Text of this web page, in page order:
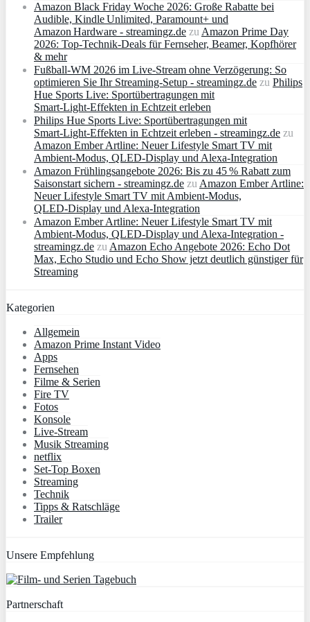
Amazon Black Friday Woche 2026: Große Rabatte bei
Audible, Kindle Unlimited, Paramount+ und
Amazon Hardware - streamingz.de zu Amazon Prime Day
2026: Top-Technik-Deals für Fernseher, Beamer, Kopfhörer
& mehr
Fußball-WM 2026 im Live-Stream ohne Verzögerung: So
optimieren Sie Ihr Streaming-Setup - streamingz.de zu Philips
Hue Sports Live: Sportübertragungen mit
Smart‑Light‑Effekten in Echtzeit erleben
Philips Hue Sports Live: Sportübertragungen mit
Smart‑Light‑Effekten in Echtzeit erleben - streamingz.de zu
Amazon Ember Artline: Neuer Lifestyle Smart TV mit
Ambient‑Modus, QLED‑Display und Alexa‑Integration
Amazon Frühlingsangebote 2026: Bis zu 45 % Rabatt zum
Saisonstart sichern - streamingz.de zu Amazon Ember Artline:
Neuer Lifestyle Smart TV mit Ambient‑Modus,
QLED‑Display und Alexa‑Integration
Amazon Ember Artline: Neuer Lifestyle Smart TV mit
Ambient‑Modus, QLED‑Display und Alexa‑Integration -
streamingz.de zu Amazon Echo Angebote 2026: Echo Dot
Max, Echo Studio und Echo Show jetzt deutlich günstiger für
Streaming
Kategorien
Allgemein
Amazon Prime Instant Video
Apps
Fernsehen
Filme & Serien
Fire TV
Fotos
Konsole
Live-Stream
Musik Streaming
netflix
Set-Top Boxen
Streaming
Technik
Tipps & Ratschläge
Trailer
Unsere Empfehlung
Partnerschaft